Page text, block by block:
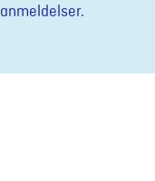
anmeldelser.